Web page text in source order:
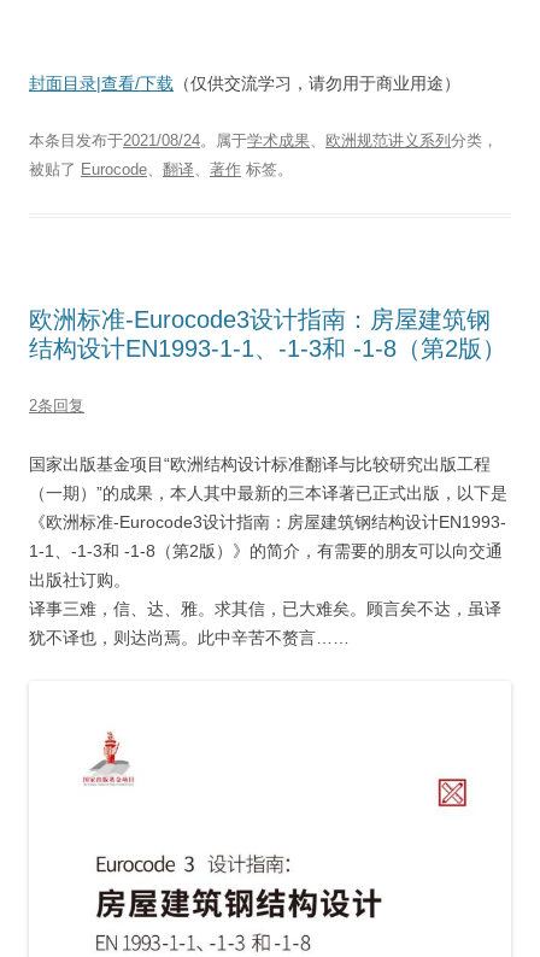
封面目录|查看/下载 （仅供交流学习，请勿用于商业用途）
本条目发布于2021/08/24。属于学术成果、 欧洲规范讲义系列 分类，
被贴了 Eurocode、 翻译、 著作 标签。
欧洲标准-Eurocode3设计指南：房屋建筑钢
结构设计EN1993-1-1、-1-3和 -1-8（第2版）
2条回复
国家出版基金项目“欧洲结构设计标准翻译与比较研究出版工程
（一期）”的成果，本人其中最新的三本译著已正式出版，以下是
《欧洲标准-Eurocode3设计指南：房屋建筑钢结构设计EN1993-
1-1、-1-3和 -1-8（第2版）》的简介，有需要的朋友可以向交通
出版社订购。
译事三难，信、达、雅。求其信，已大难矣。顾言矣不达，虽译
犹不译也，则达尚焉。此中辛苦不赘言……